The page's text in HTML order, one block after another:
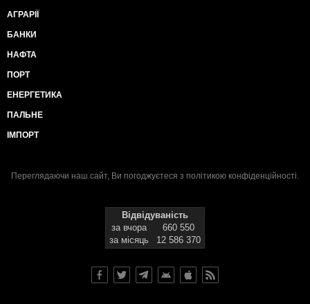
АГРАРІЇ
БАНКИ
НАФТА
ПОРТ
ЕНЕРГЕТИКА
ПАЛЬНЕ
ІМПОРТ
Переглядаючи наш сайт, Ви погоджуєтеся з політикою конфіденційності.
Відвідуваність
за вчора
660 550
за місяць
12 586 370